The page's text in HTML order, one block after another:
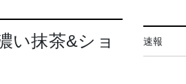
い抹茶&ショ
速報